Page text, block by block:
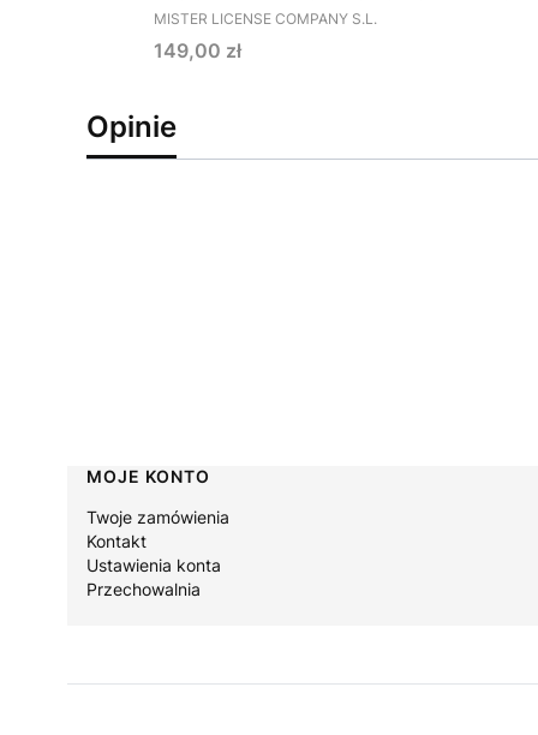
PRODUCENT
MISTER LICENSE COMPANY S.L.
Cena
149,00 zł
Opinie
Linki w stopce
MOJE KONTO
Twoje zamówienia
Kontakt
Ustawienia konta
Przechowalnia